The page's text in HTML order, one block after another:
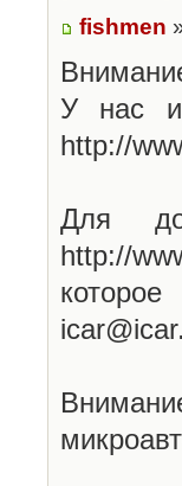
fishmen
У нас
http://
Для
http://